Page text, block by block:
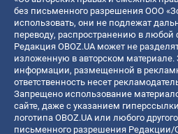
без письменного разрешения ООО
использовать, они не подлежат
переводу, распространению в любой
Редакция OBOZ.UA может не
изложенную в авторском материале.
информации, размещенной в
ответственность несет
Запрещено использование
сайте, даже с указанием
логотипа OBOZ.UA или любого
письменного разрешения Редакции/